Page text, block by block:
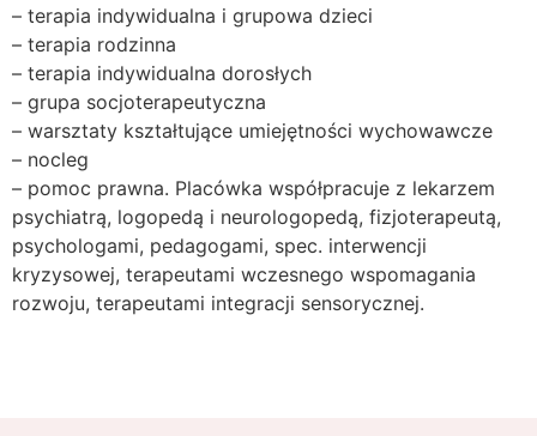
– terapia indywidualna i grupowa dzieci
– terapia rodzinna
– terapia indywidualna dorosłych
– grupa socjoterapeutyczna
– warsztaty kształtujące umiejętności wychowawcze
– nocleg
– pomoc prawna. Placówka współpracuje z lekarzem
psychiatrą, logopedą i neurologopedą, fizjoterapeutą,
psychologami, pedagogami, spec. interwencji
kryzysowej, terapeutami wczesnego wspomagania
rozwoju, terapeutami integracji sensorycznej.